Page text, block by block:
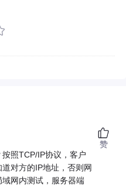
照TCP/IP协议，客户
对方的IP地址，否则网
网内测试，服务器端
赞